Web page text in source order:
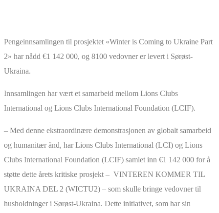
Pengeinnsamlingen til prosjektet «Winter is Coming to Ukraine Part
2» har nådd €1 142 000, og 8100 vedovner er levert i Sørøst-
Ukraina.
Innsamlingen har vært et samarbeid mellom Lions Clubs
International og Lions Clubs International Foundation (LCIF).
– Med denne ekstraordinære demonstrasjonen av globalt samarbeid
og humanitær ånd, har Lions Clubs International (LCI) og Lions
Clubs International Foundation (LCIF) samlet inn €1 142 000 for å
støtte dette årets kritiske prosjekt – VINTEREN KOMMER TIL
UKRAINA DEL 2 (WICTU2) – som skulle bringe vedovner til
husholdninger i Sørøst-Ukraina. Dette initiativet, som har sin